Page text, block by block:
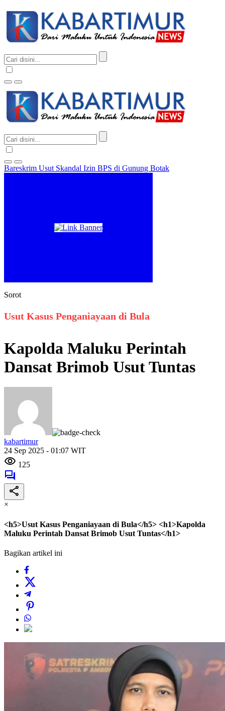
Bareskrim Usut Skandal Izin BPS di Gunung Botak
Sorot
Usut Kasus Penganiayaan di Bula
Kapolda Maluku Perintah
Dansat Brimob Usut Tuntas
kabartimur
24 Sep 2025 - 01:07 WIT
125
×
<h5>Usut Kasus Penganiayaan di Bula</h5> <h1>Kapolda
Maluku Perintah Dansat Brimob Usut Tuntas</h1>
Bagikan artikel ini